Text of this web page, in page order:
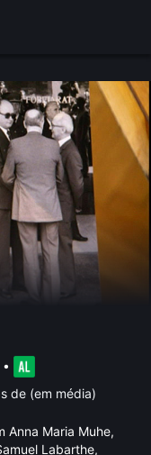
•
de (em média)
Anna Maria Muhe,
Labarthe,